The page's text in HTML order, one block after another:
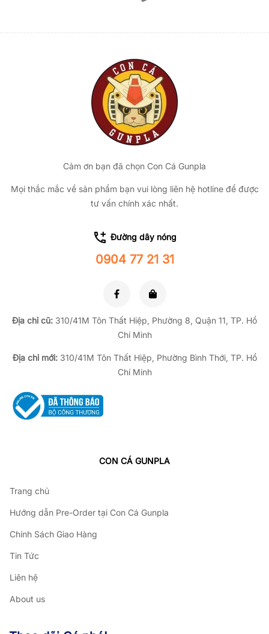
Cảm ơn bạn đã chọn Con Cá Gunpla
Mọi thắc mắc về sản phẩm bạn vui lòng liên hệ hotline để được
tư vấn chính xác nhất.
Đường dây nóng
0904 77 21 31
Địa chỉ cũ: 310/41M Tôn Thất Hiệp, Phường 8, Quận 11, TP. Hồ
Chí Minh
Địa chỉ mới:310/41M Tôn Thất Hiệp, Phường Bình Thới, TP. Hồ
Chí Minh
CON CÁ GUNPLA
Trang chủ
Hướng dẫn Pre-Order tại Con Cá Gunpla
Chính Sách Giao Hàng
Tin Tức
Liên hệ
About us